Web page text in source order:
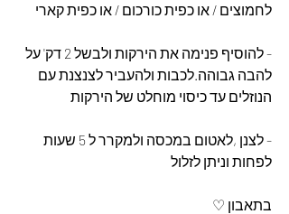
לחמוצים / או כפית כורכום / או כפית קארי
- להוסיף פנימה את הירקות ולבשל 2 דק' על
להבה גבוהה.לכבות ולהעביר לצנצנת עם
הנוזלים עד כיסוי מוחלט של הירקות
- לצנן ,לאטום במכסה ולמקרר ל 5 שעות
לפחות וניתן לזלול
בתאבון ♡